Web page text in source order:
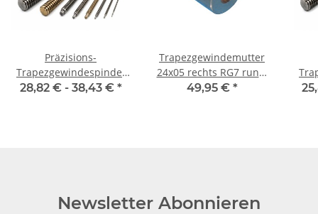
Präzisions-
Trapezgewindespindel
TR24x5 links, je m ±2mm
28,82 € - 38,43 € *
Trapezgewindemutter
24x05 rechts RG7 rund,
Rotguss
49,95 € *
Newsletter Abonnieren